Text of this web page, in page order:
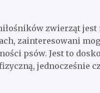
zwierząt
zainteresowani
psów. Jest to
jednocześnie